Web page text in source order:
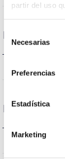
partir del uso
Selección
consentimiento
Necesarias
Preferencias
Estadística
Marketing
Performance
Flux (lm)
Life
Lifetime